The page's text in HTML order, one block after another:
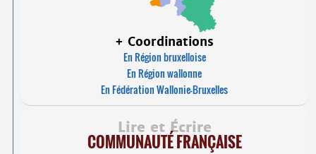
+ Coordinations
En Région bruxelloise
En Région wallonne
En Fédération Wallonie-Bruxelles
Lire et Écrire
COMMUNAUTÉ FRANÇAISE